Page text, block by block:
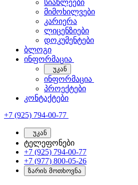
სიახლეები
მიმოხილვები
კარიერა
ლიცენზიები
დოკუმენტები
ბლოგი
ინფორმაცია
უკან
ინფორმაცია
პროექტები
კონტაქტები
+7 (925) 794-00-77
უკან
ტელეფონები
+7 (925) 794-00-77
+7 (977) 800-05-26
ზარის მოთხოვნა